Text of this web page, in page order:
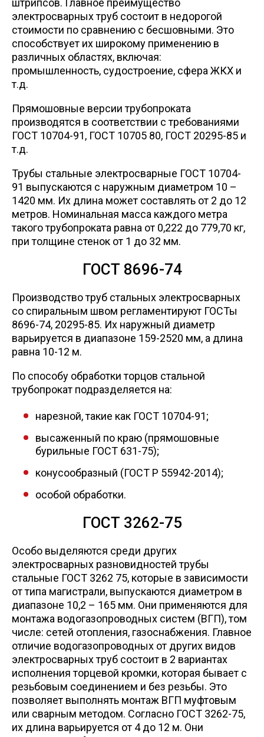
штрипсов. Главное преимущество
электросварных труб состоит в недорогой
стоимости по сравнению с бесшовными. Это
способствует их широкому применению в
различных областях, включая:
промышленность, судостроение, сфера ЖКХ и
т.д.
Прямошовные версии трубопроката
производятся в соответствии с требованиями
ГОСТ 10704-91, ГОСТ 10705 80, ГОСТ 20295-85 и
т.д.
Трубы стальные электросварные ГОСТ 10704-
91 выпускаются с наружным диаметром 10 –
1420 мм. Их длина может составлять от 2 до 12
метров. Номинальная масса каждого метра
такого трубопроката равна от 0,222 до 779,70 кг,
при толщине стенок от 1 до 32 мм.
ГОСТ 8696-74
Производство труб стальных электросварных
со спиральным швом регламентируют ГОСТы
8696-74, 20295-85. Их наружный диаметр
варьируется в диапазоне 159-2520 мм, а длина
равна 10-12 м.
По способу обработки торцов стальной
трубопрокат подразделяется на:
нарезной, такие как ГОСТ 10704-91;
высаженный по краю (прямошовные
бурильные ГОСТ 631-75);
конусообразный (ГОСТ Р 55942-2014);
особой обработки.
ГОСТ 3262-75
Особо выделяются среди других
электросварных разновидностей трубы
стальные ГОСТ 3262 75, которые в зависимости
от типа магистрали, выпускаются диаметром в
диапазоне 10,2 – 165 мм. Они применяются для
монтажа водогазопроводных систем (ВГП), том
числе: сетей отопления, газоснабжения. Главное
отличие водогазопроводных от других видов
электросварных труб состоит в 2 вариантах
исполнения торцевой кромки, которая бывает с
резьбовым соединением и без резьбы. Это
позволяет выполнять монтаж ВГП муфтовым
или сварным методом. Согласно ГОСТ 3262-75,
их длина варьируется от 4 до 12 м. Они